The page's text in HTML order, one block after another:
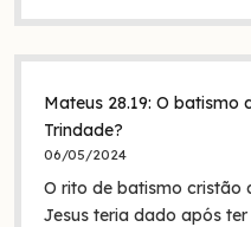
Mateus 28.19: O batismo
Trindade?
06/05/2024
O rito de batismo cristão
Jesus teria dado após